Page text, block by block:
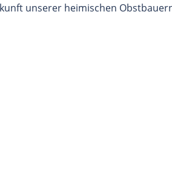
unserer heimischen